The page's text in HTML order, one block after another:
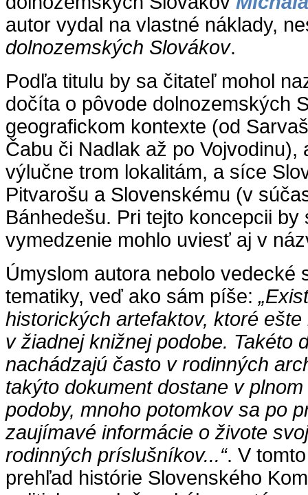
autor vydal na vlastné náklady,
dolnozemských Slovákov.
Podľa titulu by sa čitateľ mohol
dočíta o pôvode dolnozemských
geografickom kontexte (od
Čabu či Nadlak až po Vojvodinu),
výlučne trom lokalitám, a síce
Pitvarošu a Slovenskému (v
Bánhedešu. Pri tejto koncepcii
vymedzenie mohlo uviesť aj v
Úmyslom autora nebolo vedecké
tematiky, veď ako sám píše:
historických artefaktov, ktoré
v žiadnej knižnej podobe. Takéto
nachádzajú často v rodinných
takýto dokument dostane v
podoby, mnoho potomkov sa po
zaujímavé informácie o živote
rodinných príslušníkov...“. V
prehľad histórie Slovenského